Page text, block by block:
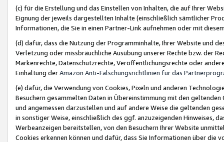
(c) für die Erstellung und das Einstellen von Inhalten, die auf Ihrer
Eignung der jeweils dargestellten Inhalte (einschließlich sämtlicher
Informationen, die Sie in einen Partner-Link aufnehmen oder mit
(d) dafür, dass die Nutzung der Programminhalte, Ihrer Website und
Verletzung oder missbräuchliche Ausübung unserer Rechte bzw. der
Markenrechte, Datenschutzrechte, Veröffentlichungsrechte oder
Einhaltung derAmazon Anti-Fälschungsrichtlinien für das
(e) dafür, die Verwendung von Cookies, Pixeln und anderen
Besuchern gesammelten Daten in Übereinstimmung mit den
und angemessen darzustellen und auf andere Weise die geltenden
in sonstiger Weise, einschließlich des ggf. anzuzeigenden Hinweises,
Werbeanzeigen bereitstellen, von den Besuchern Ihrer Website
Cookies erkennen können und dafür, dass Sie Informationen über die